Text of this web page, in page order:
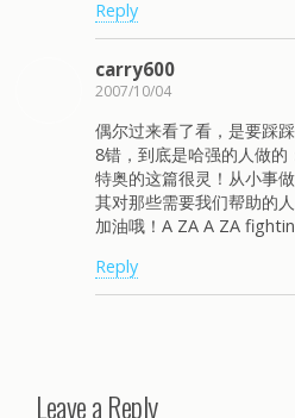
Reply
carry600
2007/10/04
偶尔过来看了看，是要踩
8错，到底是哈强的人做的
特奥的这篇很灵！从小事
其对那些需要我们帮助的
加油哦！A ZA A ZA
Reply
Leave a Reply